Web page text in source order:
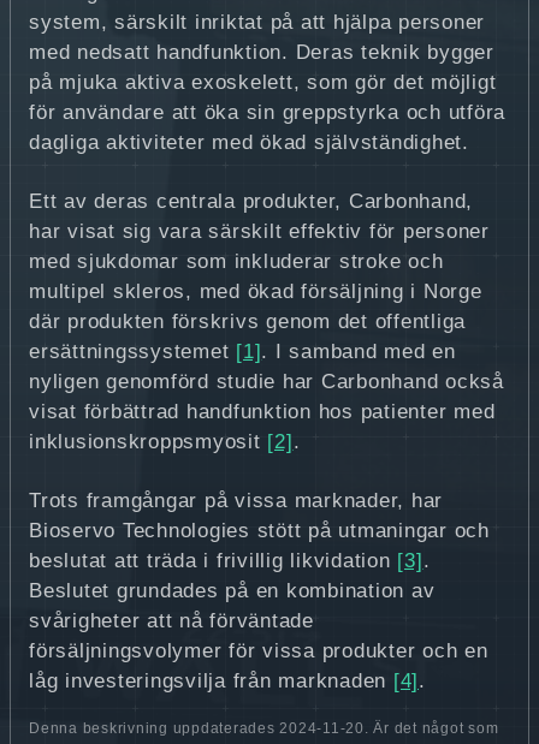
system, särskilt inriktat på att hjälpa personer
med nedsatt handfunktion. Deras teknik bygger
på mjuka aktiva exoskelett, som gör det möjligt
för användare att öka sin greppstyrka och utföra
dagliga aktiviteter med ökad självständighet.
Ett av deras centrala produkter, Carbonhand,
har visat sig vara särskilt effektiv för personer
med sjukdomar som inkluderar stroke och
multipel skleros, med ökad försäljning i Norge
där produkten förskrivs genom det offentliga
ersättningssystemet [1] . I samband med en
nyligen genomförd studie har Carbonhand också
visat förbättrad handfunktion hos patienter med
inklusionskroppsmyosit [2] .
Trots framgångar på vissa marknader, har
Bioservo Technologies stött på utmaningar och
beslutat att träda i frivillig likvidation [3] .
Beslutet grundades på en kombination av
svårigheter att nå förväntade
försäljningsvolymer för vissa produkter och en
låg investeringsvilja från marknaden [4] .
Denna beskrivning uppdaterades 2024-11-20. Är det något som